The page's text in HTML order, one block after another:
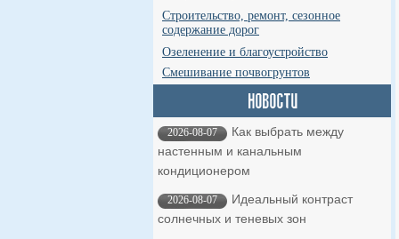
Строительство, ремонт, сезонное
содержание дорог
Озеленение и благоустройство
Смешивание почвогрунтов
2026-08-07
Как выбрать между
настенным и канальным
кондиционером
2026-08-07
Идеальный контраст
солнечных и теневых зон